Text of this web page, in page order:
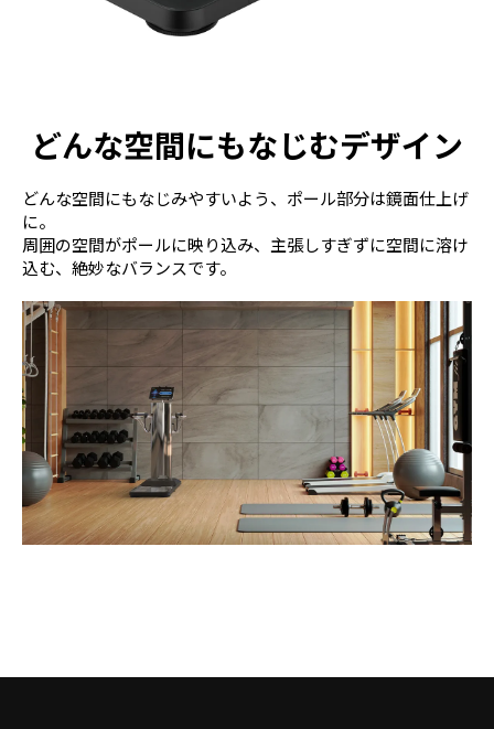
どんな空間にもなじむデザイン
どんな空間にもなじみやすいよう、ポール部分は鏡面仕上げ
に。
周囲の空間がポールに映り込み、主張しすぎずに空間に溶け
込む、絶妙なバランスです。